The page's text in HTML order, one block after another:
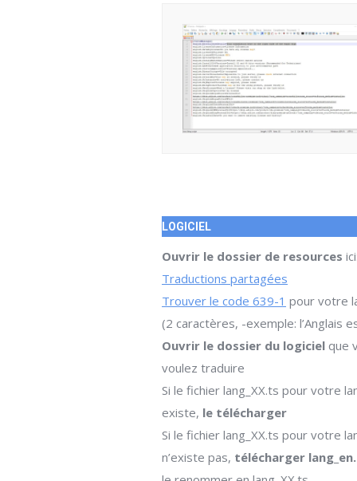
LOGICIEL
Ouvrir le dossier de resources
Traductions partagées
Trouver le code 639-1 pour votre
(2 caractères, -exemple: l’Anglais
Ouvrir le dossier du logiciel que
voulez traduire
Si le fichier lang_XX.ts pour votre
existe, le télécharger
Si le fichier lang_XX.ts pour votre
n’existe pas, télécharger